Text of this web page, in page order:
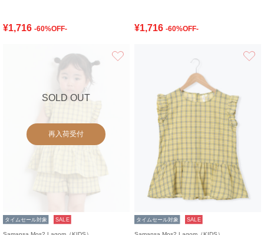
¥1,716 -60%OFF- ¥1,716 -60%OFF-
SOLD OUT
再入荷受付
タイムセール対象 SALE タイムセール対象 SALE